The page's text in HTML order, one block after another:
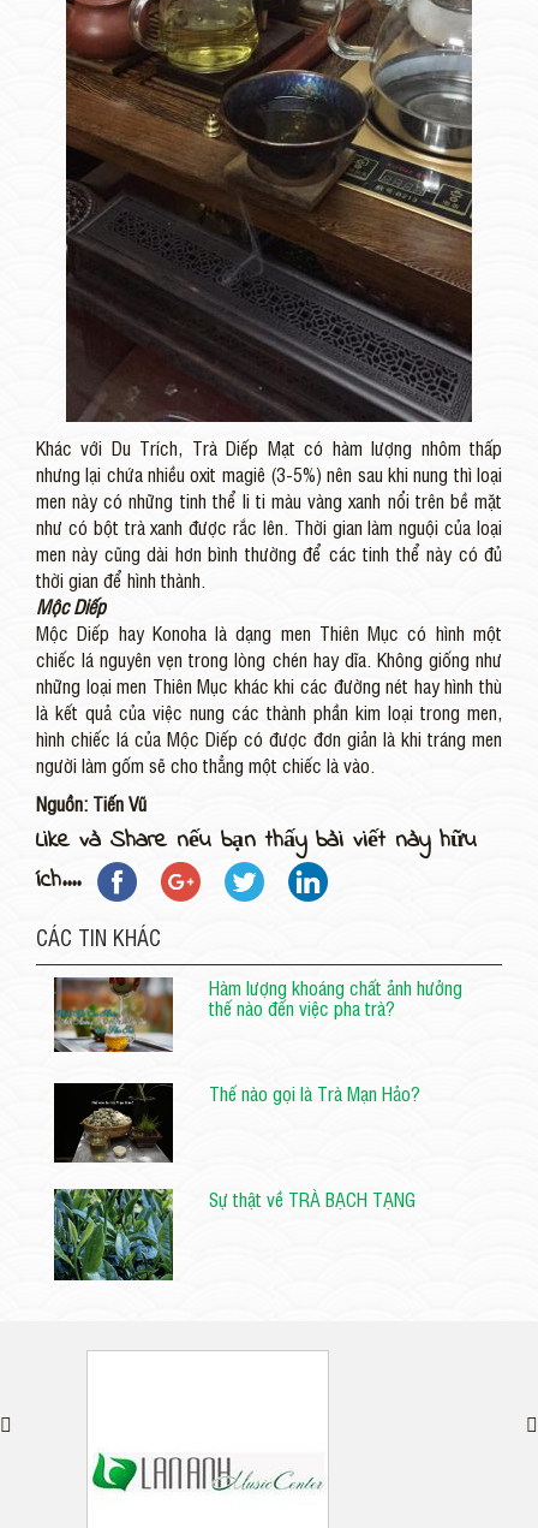
Khác với Du Trích, Trà Diếp Mạt có hàm lượng nhôm thấp
nhưng lại chứa nhiều oxit magiê (3-5%) nên sau khi nung thì loại
men này có những tinh thể li ti màu vàng xanh nổi trên bề mặt
như có bột trà xanh được rắc lên. Thời gian làm nguội của loại
men này cũng dài hơn bình thường để các tinh thể này có đủ
thời gian để hình thành.
Mộc Diếp
Mộc Diếp hay Konoha là dạng men Thiên Mục có hình một
chiếc lá nguyên vẹn trong lòng chén hay dĩa. Không giống như
những loại men Thiên Mục khác khi các đường nét hay hình thù
là kết quả của việc nung các thành phần kim loại trong men,
hình chiếc lá của Mộc Diếp có được đơn giản là khi tráng men
người làm gốm sẽ cho thẳng một chiếc là vào.
Nguồn: Tiến Vũ
Like và Share nếu bạn thấy bài viết này hữu
ích....
CÁC TIN KHÁC
Hàm lượng khoáng chất ảnh hưởng
thế nào đến việc pha trà?
Thế nào gọi là Trà Mạn Hảo?
Sự thật về TRÀ BẠCH TẠNG